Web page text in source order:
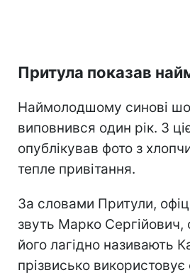
Притула показав
Наймолодшому синові
виповнився один рік. З
опублікував фото з
тепле привітання.
За словами Притули,
звуть Марко Сергійович,
його лагідно називають
прізвисько